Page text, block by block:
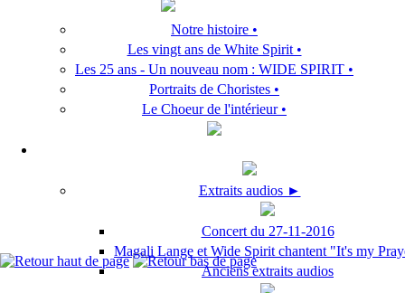
Notre histoire •
Les vingt ans de White Spirit •
Les 25 ans - Un nouveau nom : WIDE SPIRIT •
Portraits de Choristes •
Le Choeur de l'intérieur •
Extraits audios ►
Concert du 27-11-2016
Magali Lange et Wide Spirit chantent "It's my
Anciens extraits audios